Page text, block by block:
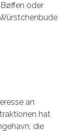
oder
an
hat
die